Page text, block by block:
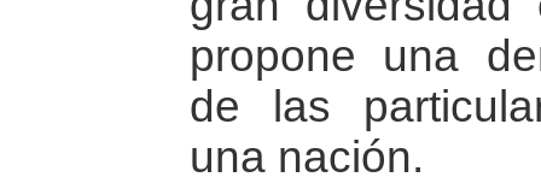
propone una
de las
una nación.